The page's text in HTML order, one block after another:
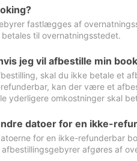
fastlægges af
til overnatningsstedet.
jeg vil afbestille min
skal du ikke betale et
kan der være et
yderligere omkostninger skal
datoer for en ikke-
for en ikke-refunderbar
afgøres af